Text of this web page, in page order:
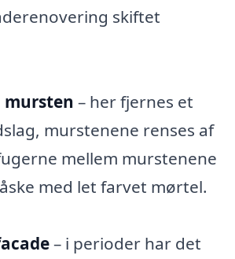
skiftet
– her fjernes et
murstenene renses af
mellem murstenene
med let farvet mørtel.
– i perioder har det